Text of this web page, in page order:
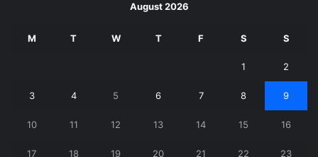
August 2026
M T W T F S S
1 2
3 4 5 6 7 8 9
10 11 12 13 14 15 16
17 18 19 20 21 22 23